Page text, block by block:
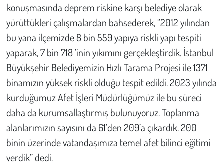
konuşmasında deprem riskine karşı belediye olarak
yürüttükleri çalışmalardan bahsederek, ‘’2012 yılından
bu yana ilçemizde 8 bin 559 yapıya riskli yapı tespiti
yaparak, 7 bin 718 ’inin yıkımını gerçekleştirdik. İstanbul
Büyükşehir Belediyemizin Hızlı Tarama Projesi ile 1371
binamızın yüksek riskli olduğu tespit edildi. 2023 yılında
kurduğumuz Afet İşleri Müdürlüğümüz ile bu süreci
daha da kurumsallaştırmış bulunuyoruz. Toplanma
alanlarımızın sayısını da 61’den 209’a çıkardık. 200
binin üzerinde vatandaşımıza temel afet bilinci eğitimi
verdik’’ dedi.